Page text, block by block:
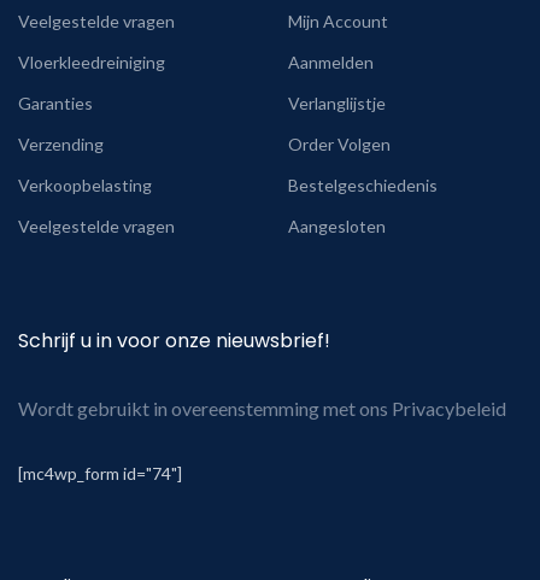
Veelgestelde vragen
Vloerkleedreiniging
Garanties
Verzending
Verkoopbelasting
Veelgestelde vragen
Mijn Account
Aanmelden
Verlanglijstje
Order Volgen
Bestelgeschiedenis
Aangesloten
Schrijf u in voor onze nieuwsbrief!
Wordt gebruikt in overeenstemming met ons Privacybeleid
[mc4wp_form id="74"]